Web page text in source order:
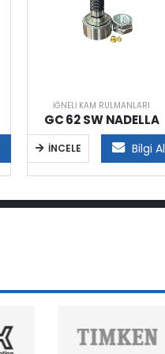
İĞNELI KAM RULMANLARI
GC 62 SW NADELLA
İNCELE Bilgi Al